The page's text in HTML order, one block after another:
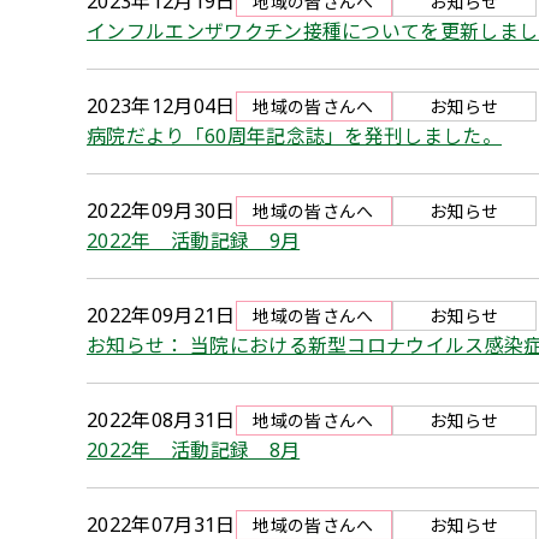
インフルエンザワクチン接種についてを更新しまし
2023年12月04日 地域の皆さんへ お知らせ
病院だより「60周年記念誌」を発刊しました。
2022年09月30日 地域の皆さんへ お知らせ
2022年 活動記録 9月
2022年09月21日 地域の皆さんへ お知らせ
お知らせ： 当院における新型コロナウイルス感染
2022年08月31日 地域の皆さんへ お知らせ
2022年 活動記録 8月
2022年07月31日 地域の皆さんへ お知らせ